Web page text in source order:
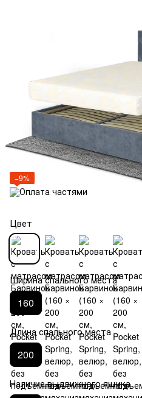
−9%
Цвет
Ширина спального места
160
Длина спального места
200
Наличие выдвижного ящика